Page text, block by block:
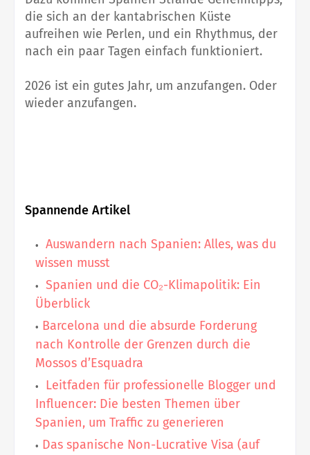
die sich an der kantabrischen Küste
aufreihen wie Perlen, und ein Rhythmus, der
nach ein paar Tagen einfach funktioniert.
2026 ist ein gutes Jahr, um anzufangen. Oder
wieder anzufangen.
Spannende Artikel
Auswandern nach Spanien: Alles, was du
wissen musst
Spanien und die CO₂-Klimapolitik: Ein
Überblick
Barcelona und die absurde Forderung
nach Kontrolle der Grenzen durch die
Mossos d’Esquadra
Leitfaden für professionelle Blogger und
Influencer: Die besten Themen über
Spanien, um Traffic zu generieren
Das spanische Non-Lucrative Visa (auf